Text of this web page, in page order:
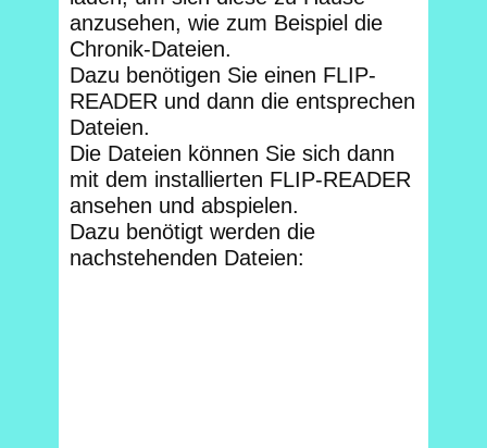
anzusehen, wie zum Beispiel die
Chronik-Dateien.
Dazu benötigen Sie einen FLIP-
READER und dann die entsprechen
Dateien.
Die Dateien können Sie sich dann
mit dem installierten FLIP-READER
ansehen und abspielen.
Dazu benötigt werden die
nachstehenden Dateien: